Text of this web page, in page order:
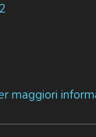
maggiori